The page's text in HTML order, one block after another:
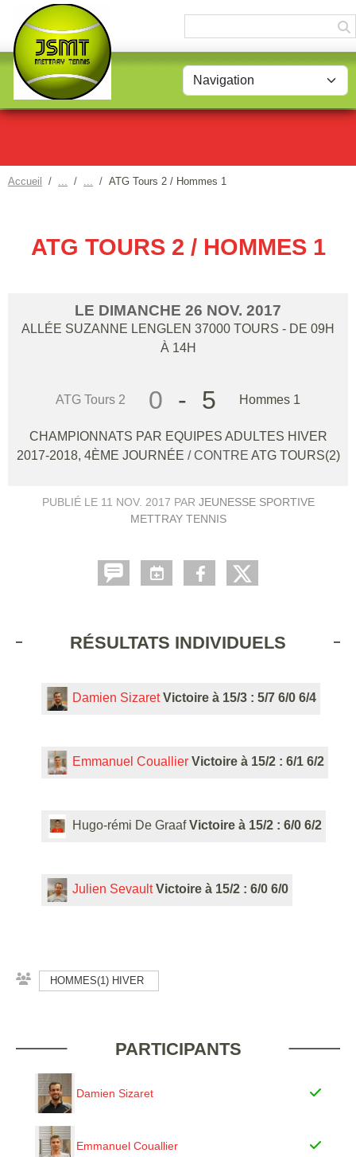
Accueil ATG Tours 2 / Hommes 1
ATG TOURS 2 / HOMMES 1
LE DIMANCHE 26 NOV. 2017
ALLÉE SUZANNE LENGLEN 37000 TOURS - DE 09H
À 14H
ATG Tours 2 0 - 5 Hommes 1
CHAMPIONNATS PAR EQUIPES ADULTES HIVER
2017-2018, 4ÈME JOURNÉE / CONTRE ATG TOURS(2)
PUBLIÉ LE 11 NOV. 2017 PAR JEUNESSE SPORTIVE
METTRAY TENNIS
RÉSULTATS INDIVIDUELS
Damien Sizaret Victoire à 15/3 : 5/7 6/0 6/4
Emmanuel Couallier Victoire à 15/2 : 6/1 6/2
Hugo-rémi De GraafVictoire à 15/2 : 6/0 6/2
Julien Sevault Victoire à 15/2 : 6/0 6/0
HOMMES(1) HIVER
PARTICIPANTS
Damien Sizaret
Emmanuel Couallier
Panneau de gestion des cookies